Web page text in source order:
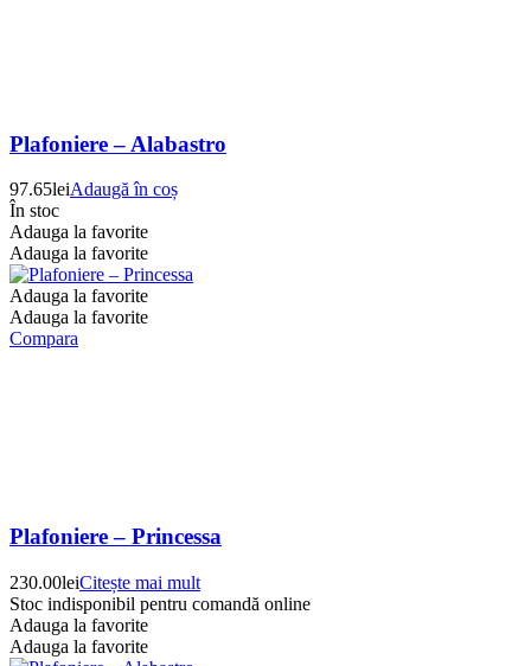
Plafoniere – Alabastro
97.65leiAdaugă în coș
În stoc
Adauga la favorite
Adauga la favorite
Adauga la favorite
Adauga la favorite
Compara
Plafoniere – Princessa
230.00leiCitește mai mult
Stoc indisponibil pentru comandă online
Adauga la favorite
Adauga la favorite